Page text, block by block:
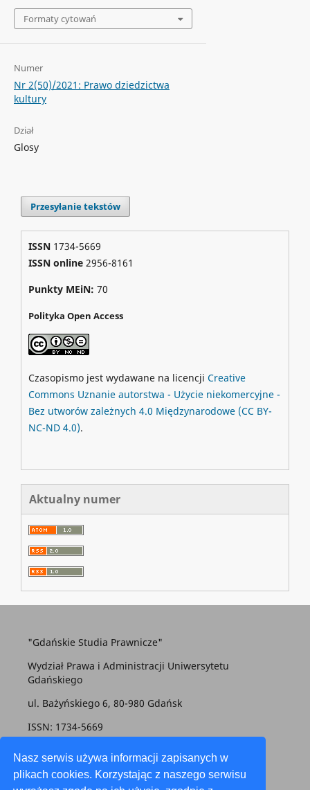
Nasz serwis używa informacji zapisanych w
plikach cookies. Korzystając z naszego serwisu
Formaty cytowań
Numer
Nr 2(50)/2021: Prawo dziedzictwa
kultury
Dział
Glosy
Przesyłanie tekstów
ISSN 1734-5669
ISSN online2956-8161
Punkty MEiN: 70
Polityka Open Access
Czasopismo jest wydawane na licencji Creative
Commons Uznanie autorstwa - Użycie niekomercyjne -
Bez utworów zależnych 4.0 Międzynarodowe (CC BY-
NC-ND 4.0).
Aktualny numer
"Gdańskie Studia Prawnicze"
Wydział Prawa i Administracji Uniwersytetu
Gdańskiego
ul. Bażyńskiego 6, 80-980 Gdańsk
ISSN: 1734-5669
gsp@prawo.ug.edu.pl